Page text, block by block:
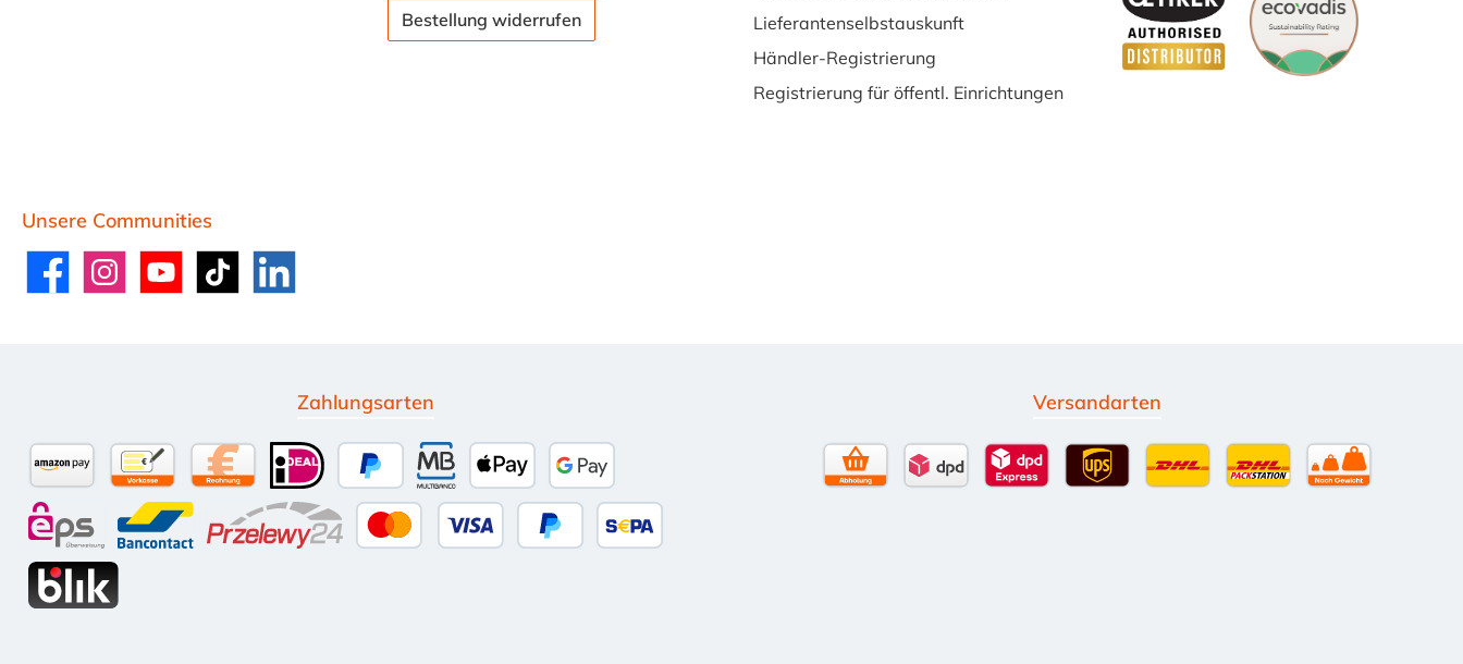
Bestellung widerrufen
Lieferantenselbstauskunft
Händler-Registrierung
Registrierung für öffentl. Einrichtungen
Unsere Communities
FacebookInstagramYouTube TikTok LinkedIn
Zahlungsarten
PayPal
Kauf auf Rechnung (10 Tage Netto)
iDEAL MultibancoApple PayGoogle Pay
eps
Amazon PayVorkasse per Überweisung
Versandarten